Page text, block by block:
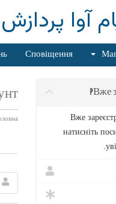
آوا پردازش
Сповіщення
Вже
натисніть